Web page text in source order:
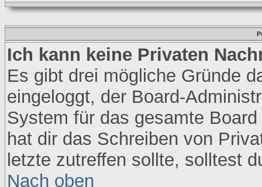
Ich kann keine Privaten
Es gibt drei mögliche Gründe
eingeloggt, der Board-
System für das gesamte
hat dir das Schreiben von
letzte zutreffen sollte, solltest
Nach oben